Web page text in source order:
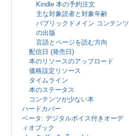
Kindle 本の予約注文
主な対象読者と対象年齢
パブリックドメイン コンテンツ
の出版
言語とページを読む方向
配信日 (発売日)
本のリソースのアップロード
価格設定リソース
タイムライン
本のステータス
コンテンツが少ない本
ハードカバー
ベータ: デジタルボイス付きオーデ
ィオブック